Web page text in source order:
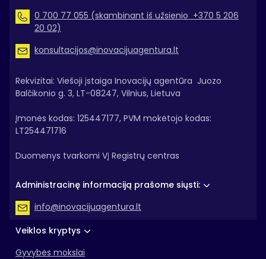
Veiklos kryptys
Gyvybės mokslai
0 700 77 055 (skambinant iš užsienio +370 5 206
20 02)
konsultacijos@inovacijuagentura.lt
Rekvizitai: Viešoji įstaiga Inovacijų agentūra Juozo
Balčikonio g. 3, LT-08247, Vilnius, Lietuva
Įmonės kodas: 125447177, PVM mokėtojo kodas:
LT254471716
Duomenys tvarkomi VĮ Registrų centras
Administracinę informaciją prašome siųsti:
info@inovacijuagentura.lt